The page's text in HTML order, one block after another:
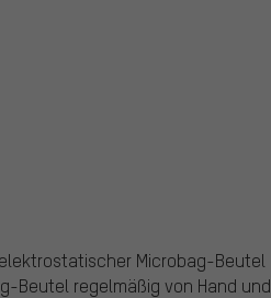
Microbag-Beutel
Beutel regelmäßig von Hand und